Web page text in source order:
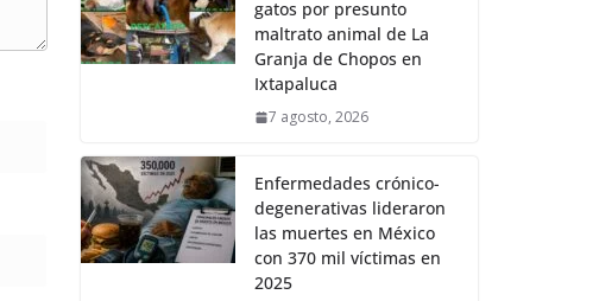
gatos por presunto
maltrato animal de La
Granja de Chopos en
Ixtapaluca
7 agosto, 2026
Enfermedades crónico-
degenerativas lideraron
las muertes en México
con 370 mil víctimas en
2025